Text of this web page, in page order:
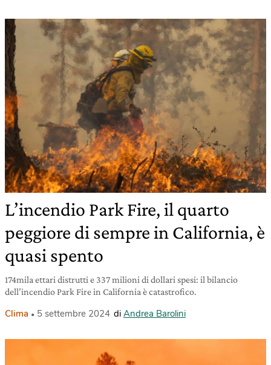
L’incendio Park Fire, il quarto
peggiore di sempre in California, è
quasi spento
174mila ettari distrutti e 337 milioni di dollari spesi: il bilancio
dell’incendio Park Fire in California è catastrofico.
Clima 5 settembre 2024 di Andrea Barolini